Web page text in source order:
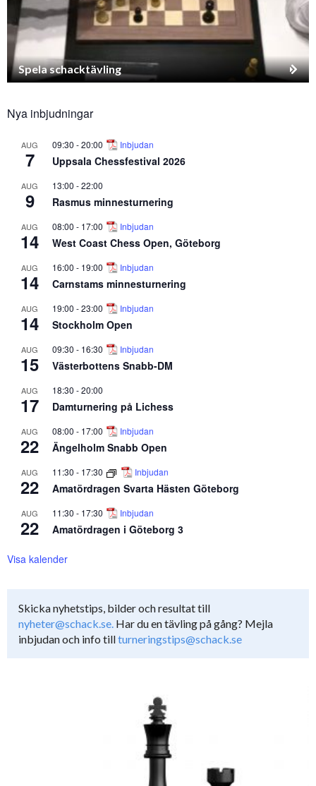
Spela schacktävling
Nya inbjudningar
AUG
7
09:30 -20:00 Inbjudan
Uppsala Chessfestival 2026
AUG
9
13:00 -22:00
Rasmus minnesturnering
AUG
14
08:00 - 17:00 Inbjudan
West Coast Chess Open, Göteborg
AUG
14
16:00 - 19:00 Inbjudan
Carnstams minnesturnering
AUG
14
19:00 -23:00 Inbjudan
Stockholm Open
AUG
15
09:30 - 16:30 Inbjudan
Västerbottens Snabb-DM
AUG
17
18:30 -20:00
Damturnering på Lichess
AUG
22
08:00 - 17:00 Inbjudan
Ängelholm Snabb Open
AUG
22
11:30 - 17:30 Inbjudan
Amatördragen Svarta Hästen Göteborg
AUG
22
11:30 - 17:30 Inbjudan
Amatördragen i Göteborg 3
Visa kalender
Skicka nyhetstips, bilder och resultat till
nyheter@schack.se. Har du en tävling på gång? Mejla
inbjudan och info tillturneringstips@schack.se